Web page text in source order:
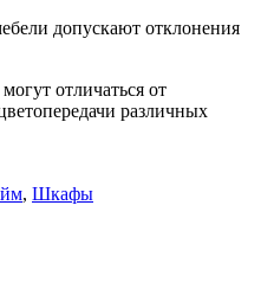
допускают отклонения
отличаться от
различных
, Шкафы